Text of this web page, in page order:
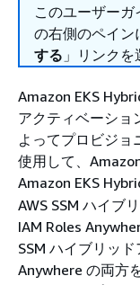
このユーザー
の右側のペイン
する 」リンクを
Amazon EKS
アクティベーショ
よってプロビジョ
使用して、
Amazon EKS
AWS SSM ハイブ
IAM Roles
SSM ハイブリッ
Anywhere の両方